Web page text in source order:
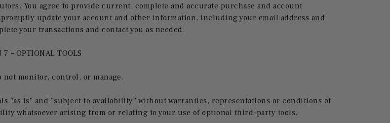
You agree to provide current, complete and accurate purchase and account
update your account and other information, including your email address and
your transactions and contact you as needed.
– OPTIONAL TOOLS
not monitor, control, or manage.
”as is” and “subject to availability” without warranties, representations or conditions of
whatsoever arising from or relating to your use of optional third-party tools.